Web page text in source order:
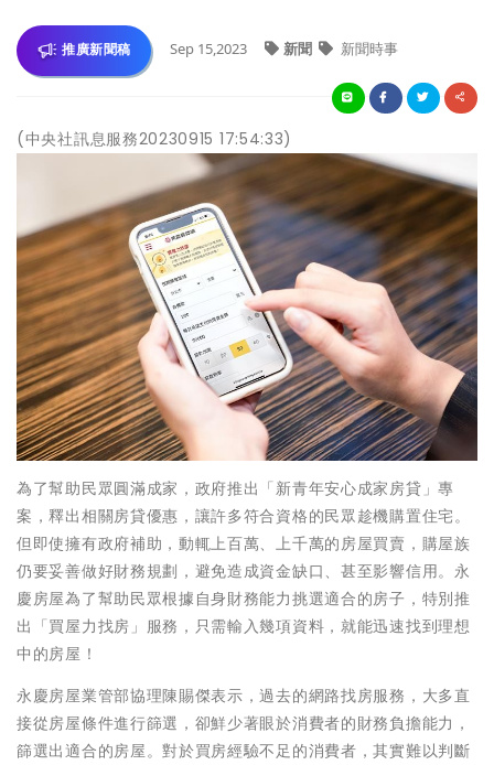
推廣新聞稿 Sep 15,2023 新聞 新聞時事
(中央社訊息服務20230915 17:54:33)
為了幫助民眾圓滿成家，政府推出「新青年安心成家房貸」專
案，釋出相關房貸優惠，讓許多符合資格的民眾趁機購置住宅。
但即使擁有政府補助，動輒上百萬、上千萬的房屋買賣，購屋族
仍要妥善做好財務規劃，避免造成資金缺口、甚至影響信用。永
慶房屋為了幫助民眾根據自身財務能力挑選適合的房子，特別推
出「買屋力找房」服務，只需輸入幾項資料，就能迅速找到理想
中的房屋！
永慶房屋業管部協理陳賜傑表示，過去的網路找房服務，大多直
接從房屋條件進行篩選，卻鮮少著眼於消費者的財務負擔能力，
篩選出適合的房屋。對於買房經驗不足的消費者，其實難以判斷